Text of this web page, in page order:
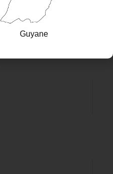
Guyane